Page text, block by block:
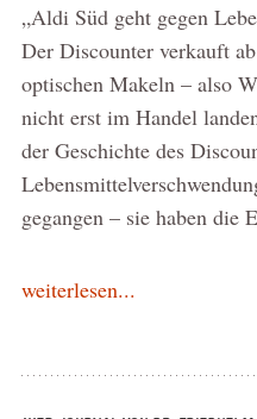
„Aldi Süd geht gegen
Der Discounter verkauft
optischen Makeln – also
nicht erst im Handel
der Geschichte des
gegangen – sie haben die
weiterlesen...